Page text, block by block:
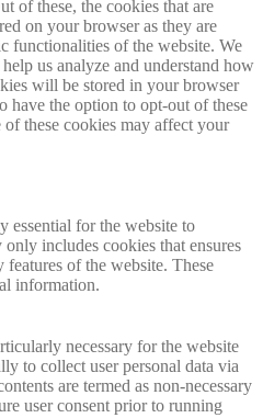
of these, the cookies that are
on your browser as they are
functionalities of the website. We
us analyze and understand how
will be stored in your browser
have the option to opt-out of these
these cookies may affect your
essential for the website to
includes cookies that ensures
of the website. These
information.
necessary for the website
to collect user personal data via
are termed as non-necessary
user consent prior to running